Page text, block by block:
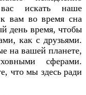
искать наше
вам во время сна
день время, чтобы
как с друзьями.
на вашей планете,
сферами.
что мы здесь ради